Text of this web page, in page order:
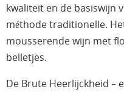
kwaliteit en de basiswijn
méthode traditionelle.
mousserende wijn met
belletjes.
De Brute Heerlijckheid –